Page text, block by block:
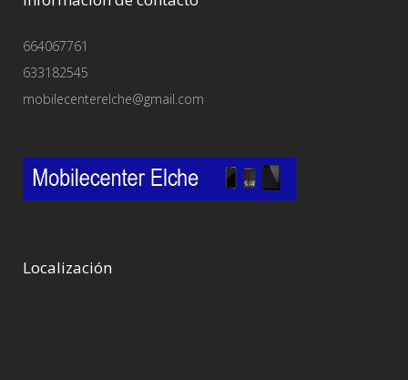
664067761
633182545
mobilecenterelche@gmail.com
Localización